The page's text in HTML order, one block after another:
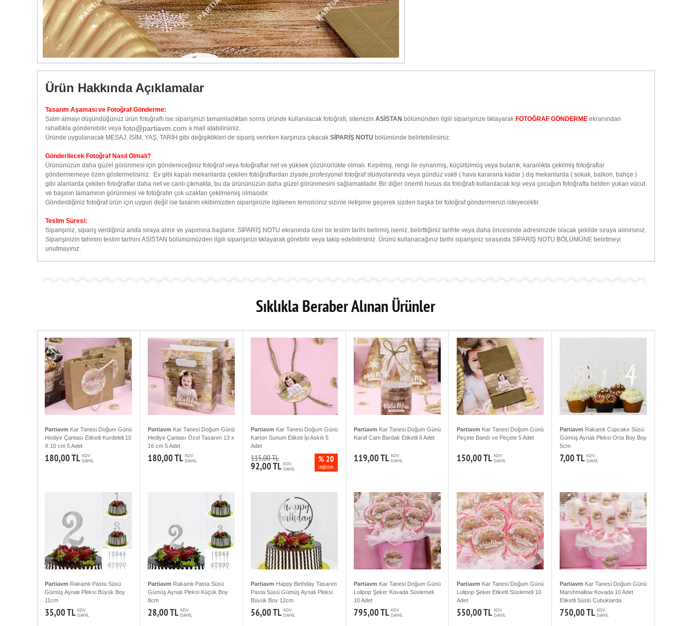
Ürün Hakkında Açıklamalar
Tasarım Aşaması ve Fotoğraf Gönderme:
Satın almayı düşündüğünüz ürün fotoğraflı ise siparişinizi tamamladıktan sonra üründe kullanılacak fotoğrafı, sitemizin ASİSTAN bölümünden ilgili siparişinize tıklayarak FOTOĞRAF GÖNDERME ekranından
rahatlıkla gönderebilir veya foto@partiavm.com a mail atabilirsiniz.
Üründe uygulanacak MESAJ, İSİM, YAŞ, TARİH gibi değişiklikleri de sipariş verirken karşınıza çıkacak SİPARİŞ NOTU bölümünde belirtebilirsiniz.
Gönderilecek Fotoğraf Nasıl Olmalı?
Ürününüzün daha güzel görünmesi için göndereceğiniz fotoğraf veya fotoğraflar net ve yüksek çözünürlükte olmalı. Kırpılmış, rengi ile oynanmış, küçültülmüş veya bulanık, karanlıkta çekilmiş fotoğraflar
göndermemeye özen göstermelisiniz. Ev gibi kapalı mekanlarda çekilen fotoğraflardan ziyade,profesyonel fotoğraf stüdyolarında veya gündüz vakti ( hava kararana kadar ) dış mekanlarda ( sokak, balkon, bahçe )
gibi alanlarda çekilen fotoğraflar daha net ve canlı çıkmakta, bu da ürününüzün daha güzel görünmesini sağlamaktadır. Bir diğer önemli husus da fotoğrafı kullanılacak kişi veya çocuğun fotoğrafta belden yukarı vücut
ve başının tamamının görünmesi ve fotoğrafın çok uzaktan çekilmemiş olmasıdır.
Gönderdiğiniz fotoğraf ürün için uygun değil ise tasarım ekibimizden siparişinizle ilgilenen temsilciniz sizinle iletişime geçerek sizden başka bir fotoğraf göndermenizi isteyecektir.
Teslim Süresi:
Siparişiniz, sipariş verdiğiniz anda sıraya alınır ve yapımına başlanır. SİPARİŞ NOTU ekranında özel bir teslim tarihi belirmiş iseniz, belirttiğiniz tarihte veya daha öncesinde adresinizde olacak şekilde sıraya alınırsınız.
Siparişinizin tahmini teslim tarihini ASİSTAN bölümümüzden ilgili siparişinizi tıklayarak görebilir veya takip edebilirsiniz. Ürünü kullanacağınız tarihi siparişiniz sırasında SİPARİŞ NOTU BÖLÜMÜNE belirtmeyi
unutmayınız.
Sıklıkla Beraber Alınan Ürünler
Partiavm Kar Tanesi Doğum Günü
Hediye Çantası Etiketli Kurdeleli 10
X 10 cm 5 Adet
180,00 TL KDV
DAHİL
Partiavm Kar Tanesi Doğum Günü
Hediye Çantası Özel Tasarım 13 x
16 cm 5 Adet
180,00 TL KDV
DAHİL
Partiavm Kar Tanesi Doğum Günü
Karton Sunum Etiketi İp Askılı 5
Adet
115,00 TL
92,00 TL KDV
DAHİL
% 20
indirim
Partiavm Kar Tanesi Doğum Günü
Karaf Cam Bardak Etiketli 6 Adet
119,00 TL KDV
DAHİL
Partiavm Kar Tanesi Doğum Günü
Peçete Bandı ve Peçete 5 Adet
150,00 TL KDV
DAHİL
Partiavm Rakamlı Cupcake Süsü
Gümüş Aynalı Pleksi Orta Boy Boy
5cm
7,00 TL KDV
DAHİL
Partiavm Rakamlı Pasta Süsü
Gümüş Aynalı Pleksi Büyük Boy
11cm
35,00 TL KDV
DAHİL
Partiavm Rakamlı Pasta Süsü
Gümüş Aynalı Pleksi Küçük Boy
8cm
28,00 TL KDV
DAHİL
Partiavm Happy Birthday Tasarım
Pasta Süsü Gümüş Aynalı Pleksi
Büyük Boy 12cm
56,00 TL KDV
DAHİL
Partiavm Kar Tanesi Doğum Günü
Lolipop Şeker Kovada Süslemeli
10 Adet
795,00 TL KDV
DAHİL
Partiavm Kar Tanesi Doğum Günü
Lolipop Şeker Etiketli Süslemeli 10
Adet
550,00 TL KDV
DAHİL
Partiavm Kar Tanesi Doğum Günü
Marshmallow Kovada 10 Adet
Etiketli Süslü Çubuklarda
750,00 TL KDV
DAHİL